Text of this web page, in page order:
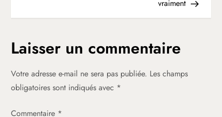
i
g
a
t
vraiment
Laisser un commentaire
Votre adresse e-mail ne sera pas publiée. Les champs
obligatoires sont indiqués avec *
Commentaire *